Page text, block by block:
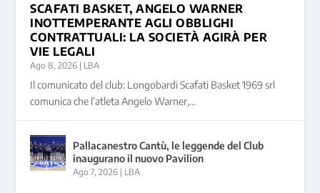
SCAFATI BASKET, ANGELO WARNER
INOTTEMPERANTE AGLI OBBLIGHI
CONTRATTUALI: LA SOCIETÀ AGIRÀ PER
VIE LEGALI
Ago 8, 2026 | LBA
Il comunicato del club: Longobardi Scafati Basket 1969 srl
comunica che l’atleta Angelo Warner,...
Pallacanestro Cantù, le leggende del Club
inaugurano il nuovo Pavilion
Ago 7, 2026 | LBA